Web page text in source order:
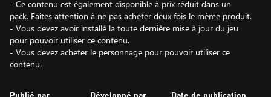
- Ce contenu est également disponible à prix réduit dans un
pack. Faites attention à ne pas acheter deux fois le même produit.
- Vous devez avoir installé la toute dernière mise à jour du jeu
pour pouvoir utiliser ce contenu.
- Vous devez acheter le personnage pour pouvoir utiliser ce
contenu.